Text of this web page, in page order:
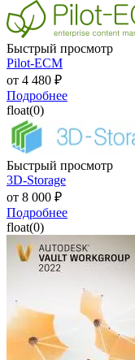
Быстрый просмотр
Pilot-ECM
от 4 480 ₽
Подробнее
float(0)
Быстрый просмотр
3D-Storage
от 8 000 ₽
Подробнее
float(0)